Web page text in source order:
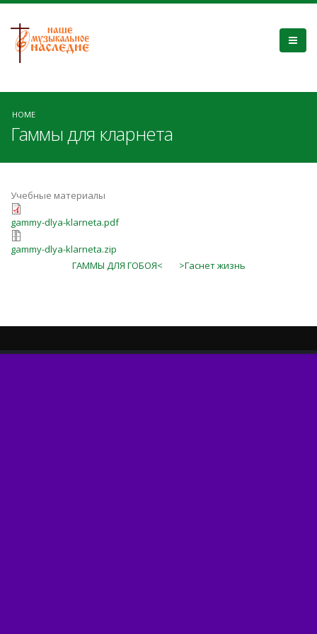
HOME
Гаммы для кларнета
Учебные материалы
gammy-dlya-klarneta.pdf
gammy-dlya-klarneta.zip
ГАММЫ ДЛЯ ГОБОЯ<
>Гаснет жизнь